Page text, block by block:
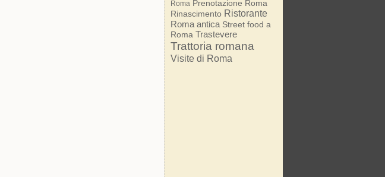
Roma Prenotazione Roma
Rinascimento Ristorante
Roma antica Street food a
Roma Trastevere
Trattoria romana
Visite di Roma